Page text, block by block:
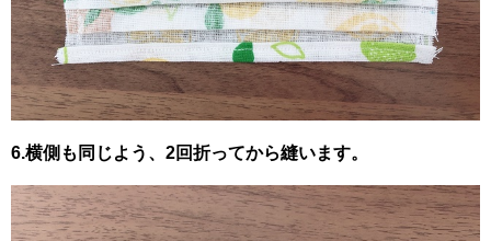
6.横側も同じよう、2回折ってから縫います。